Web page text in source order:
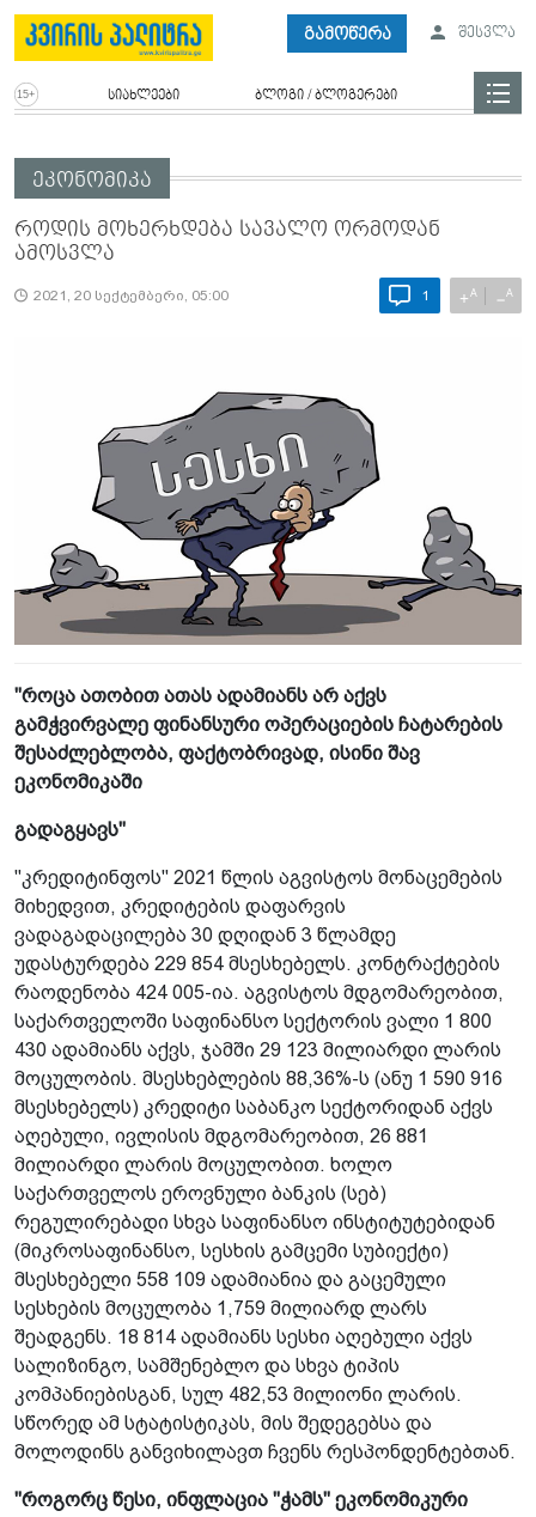
გამოწერა შესვლა
სიახლეები ბლოგი / ბლოგერები
ეკონომიკა
როდის მოხერხდება სავალო ორმოდან
ამოსვლა
2021, 20 სექტემბერი, 05:00 1 +A −A
"როცა ათობით ათას ადამიანს არ აქვს
გამჭვირვალე ფინანსური ოპერაციების ჩატარების
შესაძლებლობა, ფაქტობრივად, ისინი შავ
ეკონომიკაში
გადაგყავს"
"კრედიტინფოს" 2021 წლის აგვისტოს მონაცემების
მიხედვით, კრედიტების დაფარვის
ვადაგადაცილება 30 დღიდან 3 წლამდე
უდასტურდება 229 854 მსესხებელს. კონტრაქტების
რაოდენობა 424 005-ია. აგვისტოს მდგომარეობით,
საქართველოში საფინანსო სექტორის ვალი 1 800
430 ადამიანს აქვს, ჯამში 29 123 მილიარდი ლარის
მოცულობის. მსესხებლების 88,36%-ს (ანუ 1 590 916
მსესხებელს) კრედიტი საბანკო სექტორიდან აქვს
აღებული, ივლისის მდგომარეობით, 26 881
მილიარდი ლარის მოცულობით. ხოლო
საქართველოს ეროვნული ბანკის (სებ)
რეგულირებადი სხვა საფინანსო ინსტიტუტებიდან
(მიკროსაფინანსო, სესხის გამცემი სუბიექტი)
მსესხებელი 558 109 ადამიანია და გაცემული
სესხების მოცულობა 1,759 მილიარდ ლარს
შეადგენს. 18 814 ადამიანს სესხი აღებული აქვს
სალიზინგო, სამშენებლო და სხვა ტიპის
კომპანიებისგან, სულ 482,53 მილიონი ლარის.
სწორედ ამ სტატისტიკას, მის შედეგებსა და
მოლოდინს განვიხილავთ ჩვენს რესპონდენტებთან.
"როგორც წესი, ინფლაცია "ჭამს" ეკონომიკური